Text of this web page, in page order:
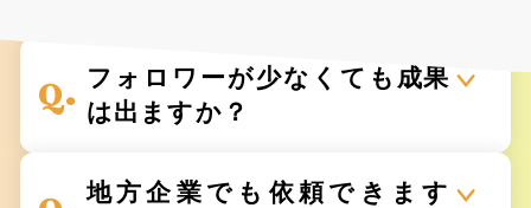
フォロワーが少なくても成果
は出ますか？
地方企業でも依頼できます